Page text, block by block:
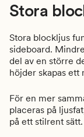
Stora
Stora blockljus
sideboard.
del av en större
höjder skapas
För en mer
placeras på
på ett stilrent sätt.